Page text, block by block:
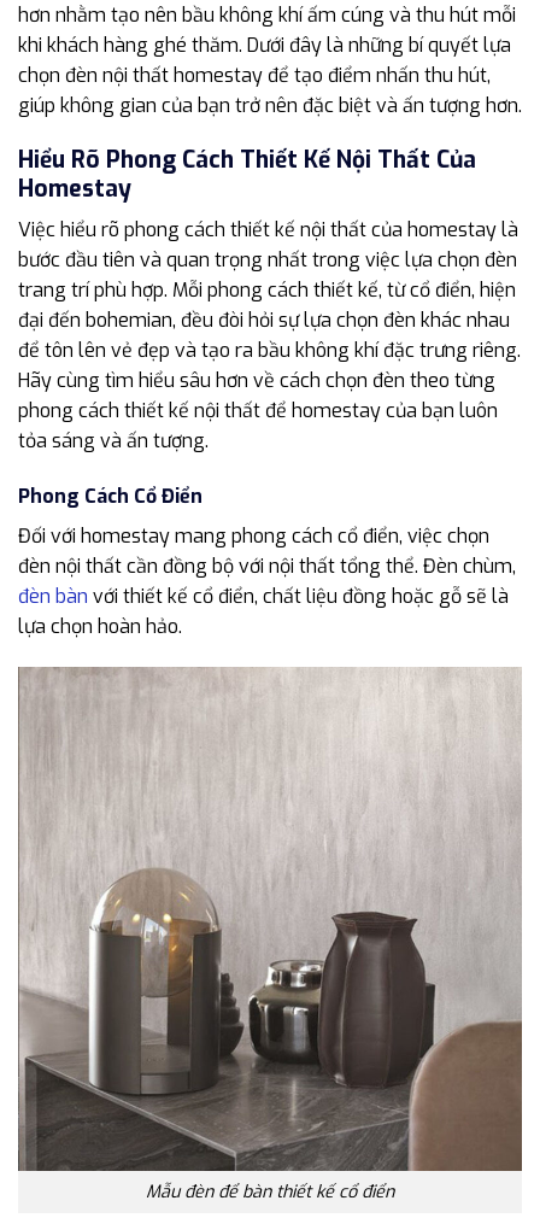
hơn nhằm tạo nên bầu không khí ấm cúng và thu hút mỗi
khi khách hàng ghé thăm. Dưới đây là những bí quyết lựa
chọn đèn nội thất homestay để tạo điểm nhấn thu hút,
giúp không gian của bạn trở nên đặc biệt và ấn tượng hơn.
Hiểu Rõ Phong Cách Thiết Kế Nội Thất Của
Homestay
Việc hiểu rõ phong cách thiết kế nội thất của homestay là
bước đầu tiên và quan trọng nhất trong việc lựa chọn đèn
trang trí phù hợp. Mỗi phong cách thiết kế, từ cổ điển, hiện
đại đến bohemian, đều đòi hỏi sự lựa chọn đèn khác nhau
để tôn lên vẻ đẹp và tạo ra bầu không khí đặc trưng riêng.
Hãy cùng tìm hiểu sâu hơn về cách chọn đèn theo từng
phong cách thiết kế nội thất để homestay của bạn luôn
tỏa sáng và ấn tượng.
Phong Cách Cổ Điển
Đối với homestay mang phong cách cổ điển, việc chọn
đèn nội thất cần đồng bộ với nội thất tổng thể. Đèn chùm,
đèn bàn với thiết kế cổ điển, chất liệu đồng hoặc gỗ sẽ là
lựa chọn hoàn hảo.
Mẫu đèn để bàn thiết kế cổ điển